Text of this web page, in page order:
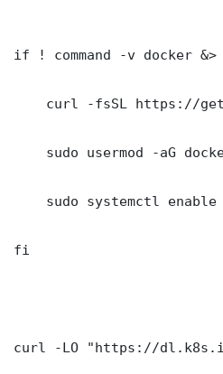
if ! command -v docker
curl -fsSL https://
sudo usermod -aG
sudo systemctl enable
fi
curl -LO "https://